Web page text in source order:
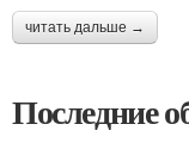
читать дальше →
Последние